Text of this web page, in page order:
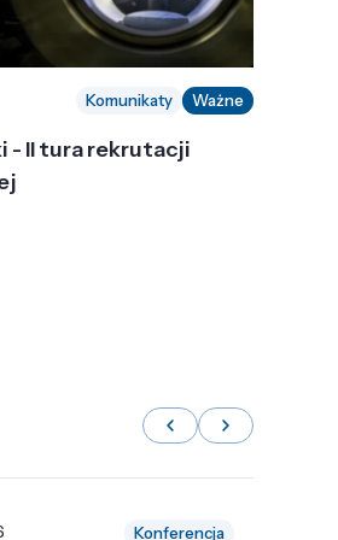
Komunikaty Ważne
- II tura rekrutacji
Konferencja